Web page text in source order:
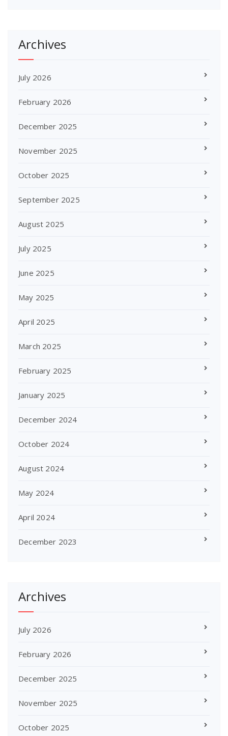
Archives
July 2026
February 2026
December 2025
November 2025
October 2025
September 2025
August 2025
July 2025
June 2025
May 2025
April 2025
March 2025
February 2025
January 2025
December 2024
October 2024
August 2024
May 2024
April 2024
December 2023
Archives
July 2026
February 2026
December 2025
November 2025
October 2025